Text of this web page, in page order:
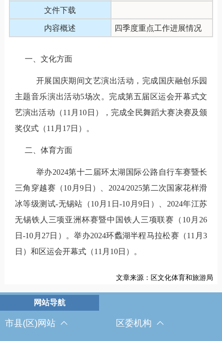
文件下载
内容概述 四季度重点工作进展情况
一、文化方面
开展国庆期间文艺演出活动，完成国庆融创乐园
主题音乐演出活动5场次。完成第五届区运会开幕式文
艺演出活动（11 月 10 日），完成全民舞蹈大赛决赛及颁
奖仪式（11 月 17日）。
二、体育方面
举办2024第十二届环太湖国际公路自行车赛暨长
三角穿越赛（10 月9 日）、 2024/2025第二次国家花样滑
冰等级测试-无锡站（10 月 1 日-10 月9日）、 2024年江苏
无锡铁人三项亚洲杯赛暨中国铁人三项联赛（ 10 月 26
日-10 月 27日）。举办2024环蠡湖半程马拉松赛（11 月3
日）和区运会开幕式（11 月 10日）。
文章来源：区文化体育和旅游局
市县(区)网站 区委机构